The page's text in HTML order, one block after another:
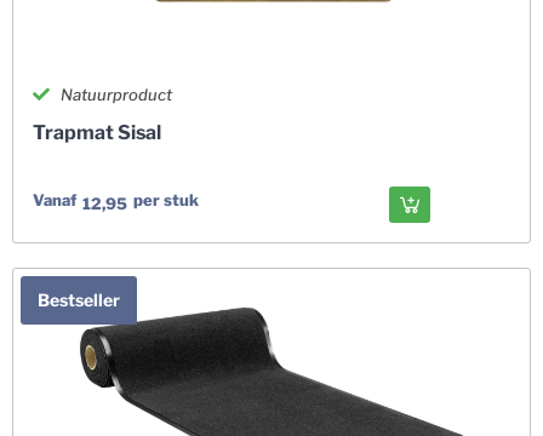
Natuurproduct
Trapmat Sisal
Vanaf 12,95 per stuk
Bestseller